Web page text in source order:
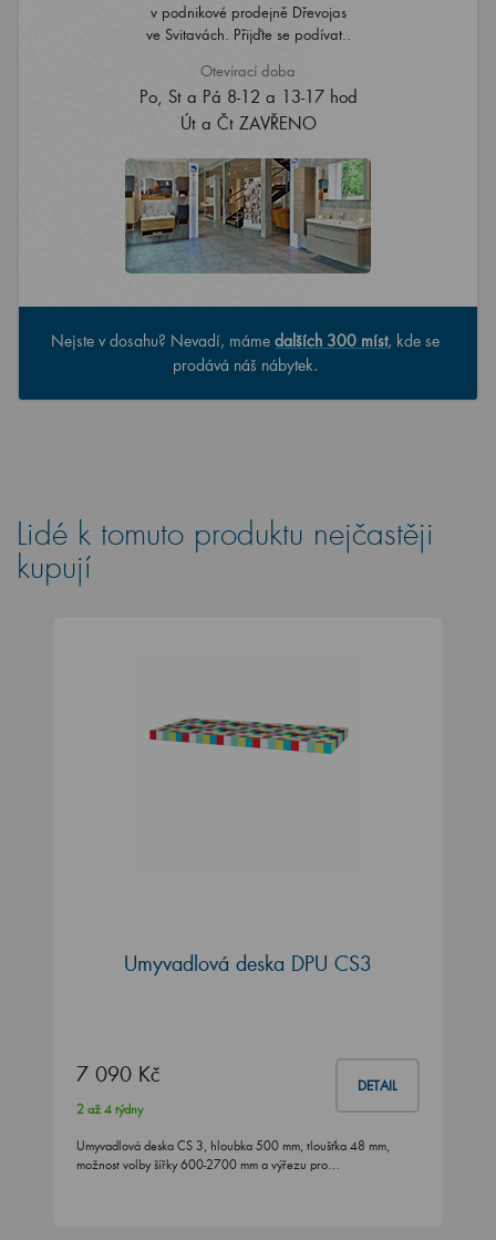
v podnikové prodejně Dřevojas
ve Svitavách. Přijďte se podívat..
Otevírací doba
Po, St a Pá 8-12 a 13-17 hod
Út a Čt ZAVŘENO
Nejste v dosahu? Nevadí, máme dalších 300 míst, kde se
prodává náš nábytek.
Lidé k tomuto produktu nejčastěji
kupují
Umyvadlová deska DPU CS3
7 090 Kč DETAIL
2 až 4 týdny
Umyvadlová deska CS 3, hloubka 500 mm, tloušťka 48 mm,
možnost volby šířky 600-2700 mm a výřezu pro…